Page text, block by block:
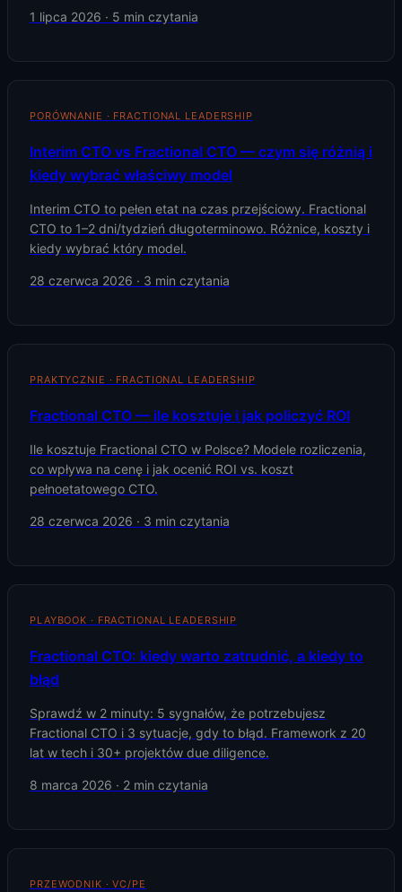
1 lipca 2026 · 5 min czytania
PORÓWNANIE · FRACTIONAL LEADERSHIP
Interim CTO vs Fractional CTO — czym się różnią i
kiedy wybrać właściwy model
Interim CTO to pełen etat na czas przejściowy. Fractional
CTO to 1–2 dni/tydzień długoterminowo. Różnice, koszty i
kiedy wybrać który model.
28 czerwca 2026 · 3 min czytania
PRAKTYCZNIE · FRACTIONAL LEADERSHIP
Fractional CTO — ile kosztuje i jak policzyć ROI
Ile kosztuje Fractional CTO w Polsce? Modele rozliczenia,
co wpływa na cenę i jak ocenić ROI vs. koszt
pełnoetatowego CTO.
28 czerwca 2026 · 3 min czytania
PLAYBOOK · FRACTIONAL LEADERSHIP
Fractional CTO: kiedy warto zatrudnić, a kiedy to
błąd
Sprawdź w 2 minuty: 5 sygnałów, że potrzebujesz
Fractional CTO i 3 sytuacje, gdy to błąd. Framework z 20
lat w tech i 30+ projektów due diligence.
8 marca 2026 · 2 min czytania
PRZEWODNIK · VC/PE